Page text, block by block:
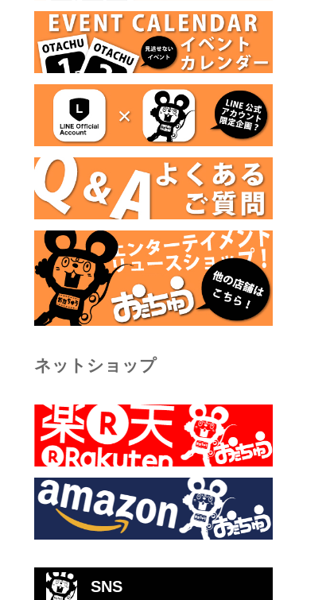
ネットショップ
SNS